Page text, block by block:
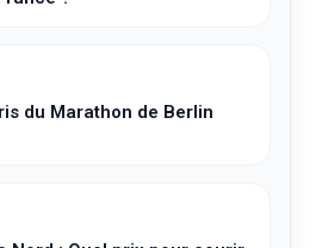
du Marathon de Berlin